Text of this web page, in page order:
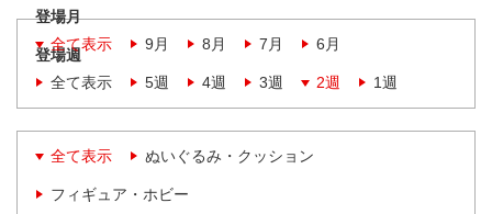
登場月
全て表示
9月 8月 7月 6月
登場週
全て表示
5週 4週 3週 2週 1週
全て表示 ぬいぐるみ・クッション
フィギュア・ホビー